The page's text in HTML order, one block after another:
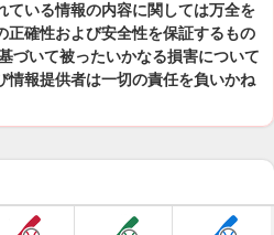
ている情報の内容に関しては万全を
正確性および安全性を保証するもの
づいて被ったいかなる損害について
情報提供者は一切の責任を負いかね